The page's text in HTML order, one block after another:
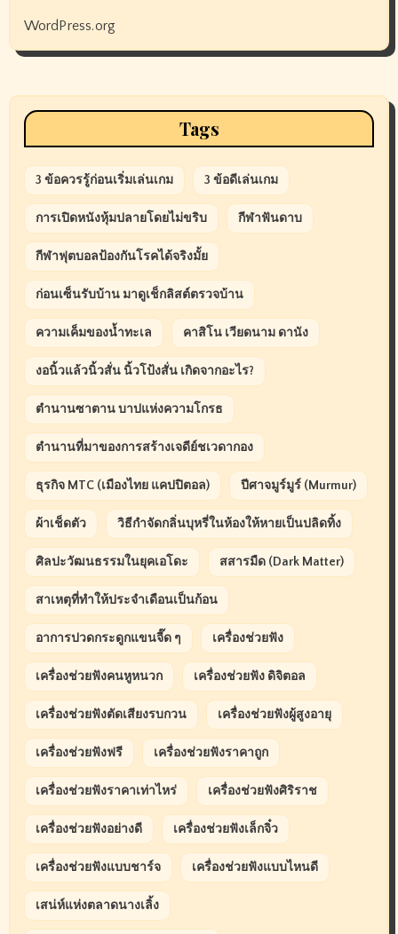
WordPress.org
Tags
3 ข้อควรรู้ก่อนเริ่มเล่นเกม 3 ข้อดีเล่นเกม
การเปิดหนังหุ้มปลายโดยไม่ขริบ กีฬาฟันดาบ
กีฬาฟุตบอลป้องกันโรคได้จริงมั้ย
ก่อนเซ็นรับบ้าน มาดูเช็กลิสต์ตรวจบ้าน
ความเค็มของน้ำทะเล คาสิโน เวียดนาม ดานัง
งอนิ้วแล้วนิ้วสั่น นิ้วโป้งสั่น เกิดจากอะไร?
ตำนานซาตาน บาปแห่งความโกรธ
ตำนานที่มาของการสร้างเจดีย์ชเวดากอง
ธุรกิจ MTC (เมืองไทย แคปปิตอล) ปีศาจมูร์มูร์ (Murmur)
ผ้าเช็ดตัว วิธีกำจัดกลิ่นบุหรี่ในห้องให้หายเป็นปลิดทิ้ง
ศิลปะวัฒนธรรมในยุคเอโดะ สสารมืด (Dark Matter)
สาเหตุที่ทำให้ประจำเดือนเป็นก้อน
อาการปวดกระดูกแขนจี๊ด ๆ เครื่องช่วยฟัง
เครื่องช่วยฟังคนหูหนวก เครื่องช่วยฟัง ดิจิตอล
เครื่องช่วยฟังตัดเสียงรบกวน เครื่องช่วยฟังผู้สูงอายุ
เครื่องช่วยฟังฟรี เครื่องช่วยฟังราคาถูก
เครื่องช่วยฟังราคาเท่าไหร่ เครื่องช่วยฟังศิริราช
เครื่องช่วยฟังอย่างดี เครื่องช่วยฟังเล็กจิ๋ว
เครื่องช่วยฟังแบบชาร์จ เครื่องช่วยฟังแบบไหนดี
เสน่ห์แห่งตลาดนางเลิ้ง